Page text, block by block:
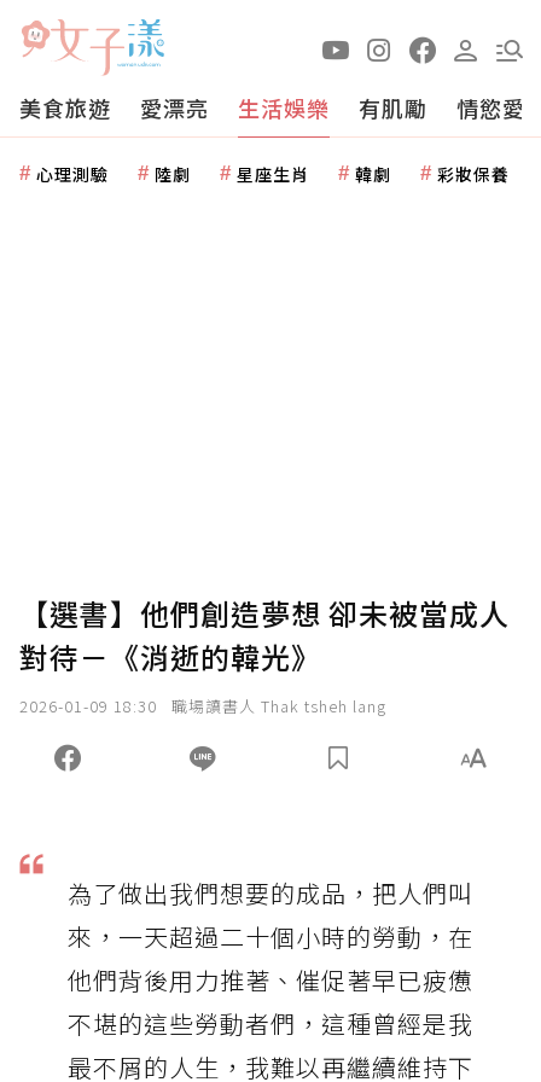
美食旅遊 愛漂亮 生活娛樂 有肌勵 情慾愛
心理測驗 陸劇 星座生肖 韓劇 彩妝保養
【選書】他們創造夢想 卻未被當成人
對待－《消逝的韓光》
2026-01-09 18:30 職場讀書人 Thak tsheh lang
為了做出我們想要的成品，把人們叫
來，一天超過二十個小時的勞動，在
他們背後用力推著、催促著早已疲憊
不堪的這些勞動者們，這種曾經是我
最不屑的人生，我難以再繼續維持下